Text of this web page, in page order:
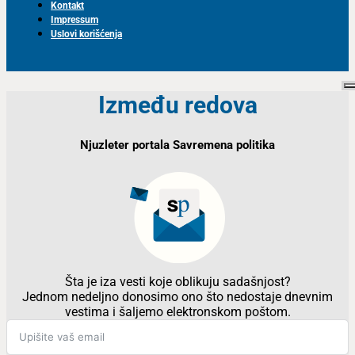
Kontakt
Impressum
Uslovi korišćenja
Između redova
Njuzleter portala Savremena politika
Šta je iza vesti koje oblikuju sadašnjost?
Jednom nedeljno donosimo ono što nedostaje dnevnim
vestima i šaljemo elektronskom poštom.